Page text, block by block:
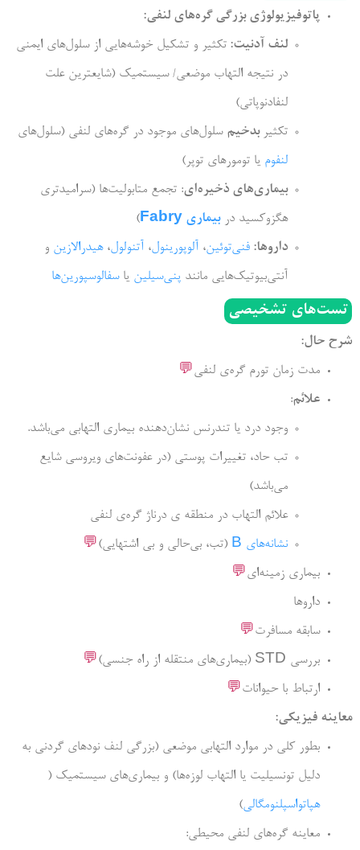
بزرگی گره‌های لنفی:
لنف آدنیت: تکثیر و تشکیل خوشه‌هایی از سلول‌های ایمنی
در نتیجه التهاب موضعی/ سیستمیک (شایعترین علت
بدخیم سلول‌های موجود در گره‌های لنفی (سلول‌های
یا تومورهای توپر)
بیماری‌های ذخیره‌ای: تجمع متابولیت‌ها (سرامیدتری
هگزوکسید دربیماری Fabry
)
فنی‌توئین،آلوپورینول،آتنولول ،هیدرالازینو
آنتی‌بیوتیک‌هایی مانندپنی‌سیلینیا سفالوسپورین‌ها
تشخیصی
تورم گره‌ی لنفی💬
وجود درد یا تندرنس نشان‌دهنده بیماری التهابی می‌باشد.
تب حاد، تغییرات پوستی (در عفونت‌های ویروسی شایع
علائم التهاب در منطقه ی درناژ گره‌ی لنفی
(تب، بی‌حالی و بی اشتهایی)💬
زمینه‌ای💬
مسافرت💬
💬
با حیوانات💬
کلی در موارد التهابی موضعی (بزرگی لنف نودهای گردنی به
تونسیلیت یا التهاب لوزه‌ها) و بیماری‌های سیستمیک (
)
گره‌های لنفی محیطی: